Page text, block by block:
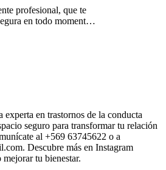
profesional, que te
en todo momento,
complejos con ella que
veces se me
te hacen sentir
y resguardado en
agradecida de
como ella.
en trastornos de la conducta
seguro para transformar tu relación
al +569 63745622 o a
Descubre más en Instagram
tu bienestar.